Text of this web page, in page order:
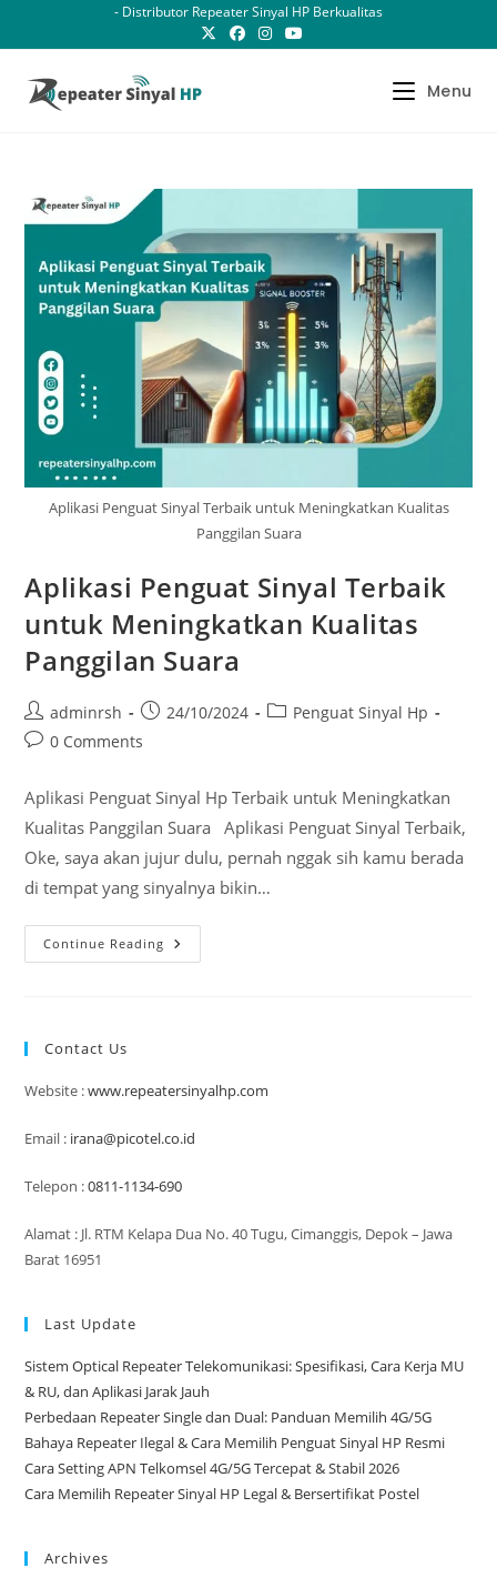
- Distributor Repeater Sinyal HP Berkualitas
Menu
Aplikasi Penguat Sinyal Terbaik untuk Meningkatkan Kualitas
Panggilan Suara
Aplikasi Penguat Sinyal Terbaik
untuk Meningkatkan Kualitas
Panggilan Suara
Post
author:
adminrsh
Post
published:
24/10/2024
PostPenguat Sinyal Hp
Post0 Comments
Aplikasi Penguat Sinyal Hp Terbaik untuk Meningkatkan
Kualitas Panggilan Suara Aplikasi Penguat Sinyal Terbaik,
Oke, saya akan jujur dulu, pernah nggak sih kamu berada
di tempat yang sinyalnya bikin…
Continue Reading Aplikasi
Penguat
Contact Us
Website :www.repeatersinyalhp.com
Email : irana@picotel.co.id
Telepon :0811-1134-690
Alamat : Jl. RTM Kelapa Dua No. 40 Tugu, Cimanggis, Depok – Jawa
Barat 16951
Last Update
Sistem Optical Repeater Telekomunikasi: Spesifikasi, Cara Kerja MU
& RU, dan Aplikasi Jarak Jauh
Perbedaan Repeater Single dan Dual: Panduan Memilih 4G/5G
Bahaya Repeater Ilegal & Cara Memilih Penguat Sinyal HP Resmi
Cara Setting APN Telkomsel 4G/5G Tercepat & Stabil 2026
Cara Memilih Repeater Sinyal HP Legal & Bersertifikat Postel
Archives